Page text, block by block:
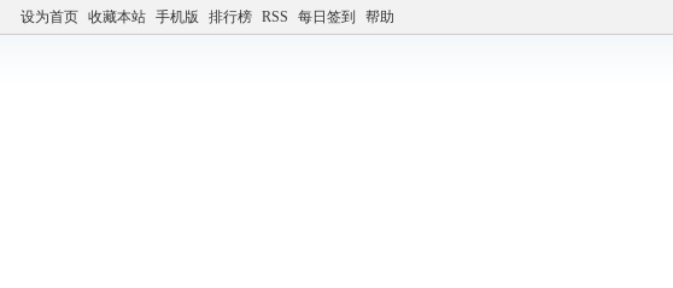
设为首页 收藏本站 手机版 排行榜 RSS 每日签到 帮助